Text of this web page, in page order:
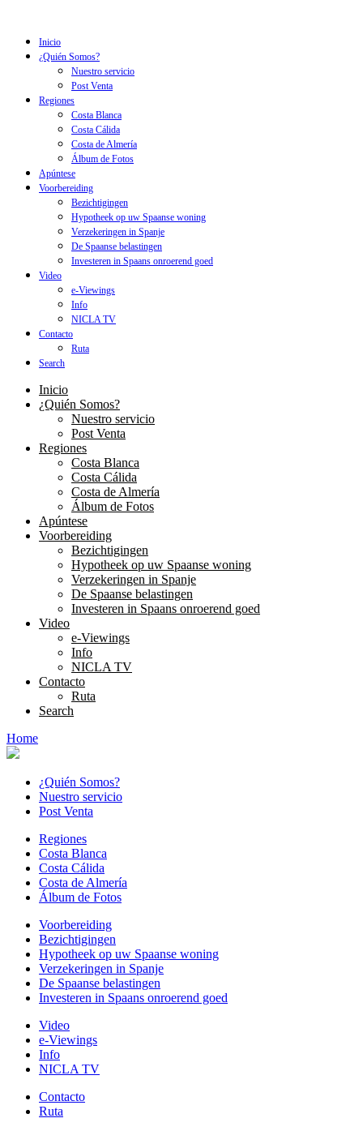
Inicio
¿Quién Somos?
Nuestro servicio
Post Venta
Regiones
Costa Blanca
Costa Cálida
Costa de Almería
Álbum de Fotos
Apúntese
Voorbereiding
Bezichtigingen
Hypotheek op uw Spaanse woning
Verzekeringen in Spanje
De Spaanse belastingen
Investeren in Spaans onroerend goed
Video
e-Viewings
Info
NICLA TV
Contacto
Ruta
Search
Inicio
¿Quién Somos?
Nuestro servicio
Post Venta
Regiones
Costa Blanca
Costa Cálida
Costa de Almería
Álbum de Fotos
Apúntese
Voorbereiding
Bezichtigingen
Hypotheek op uw Spaanse woning
Verzekeringen in Spanje
De Spaanse belastingen
Investeren in Spaans onroerend goed
Video
e-Viewings
Info
NICLA TV
Contacto
Ruta
Search
Home
¿Quién Somos?
Nuestro servicio
Post Venta
Regiones
Costa Blanca
Costa Cálida
Costa de Almería
Álbum de Fotos
Voorbereiding
Bezichtigingen
Hypotheek op uw Spaanse woning
Verzekeringen in Spanje
De Spaanse belastingen
Investeren in Spaans onroerend goed
Video
e-Viewings
Info
NICLA TV
Contacto
Ruta